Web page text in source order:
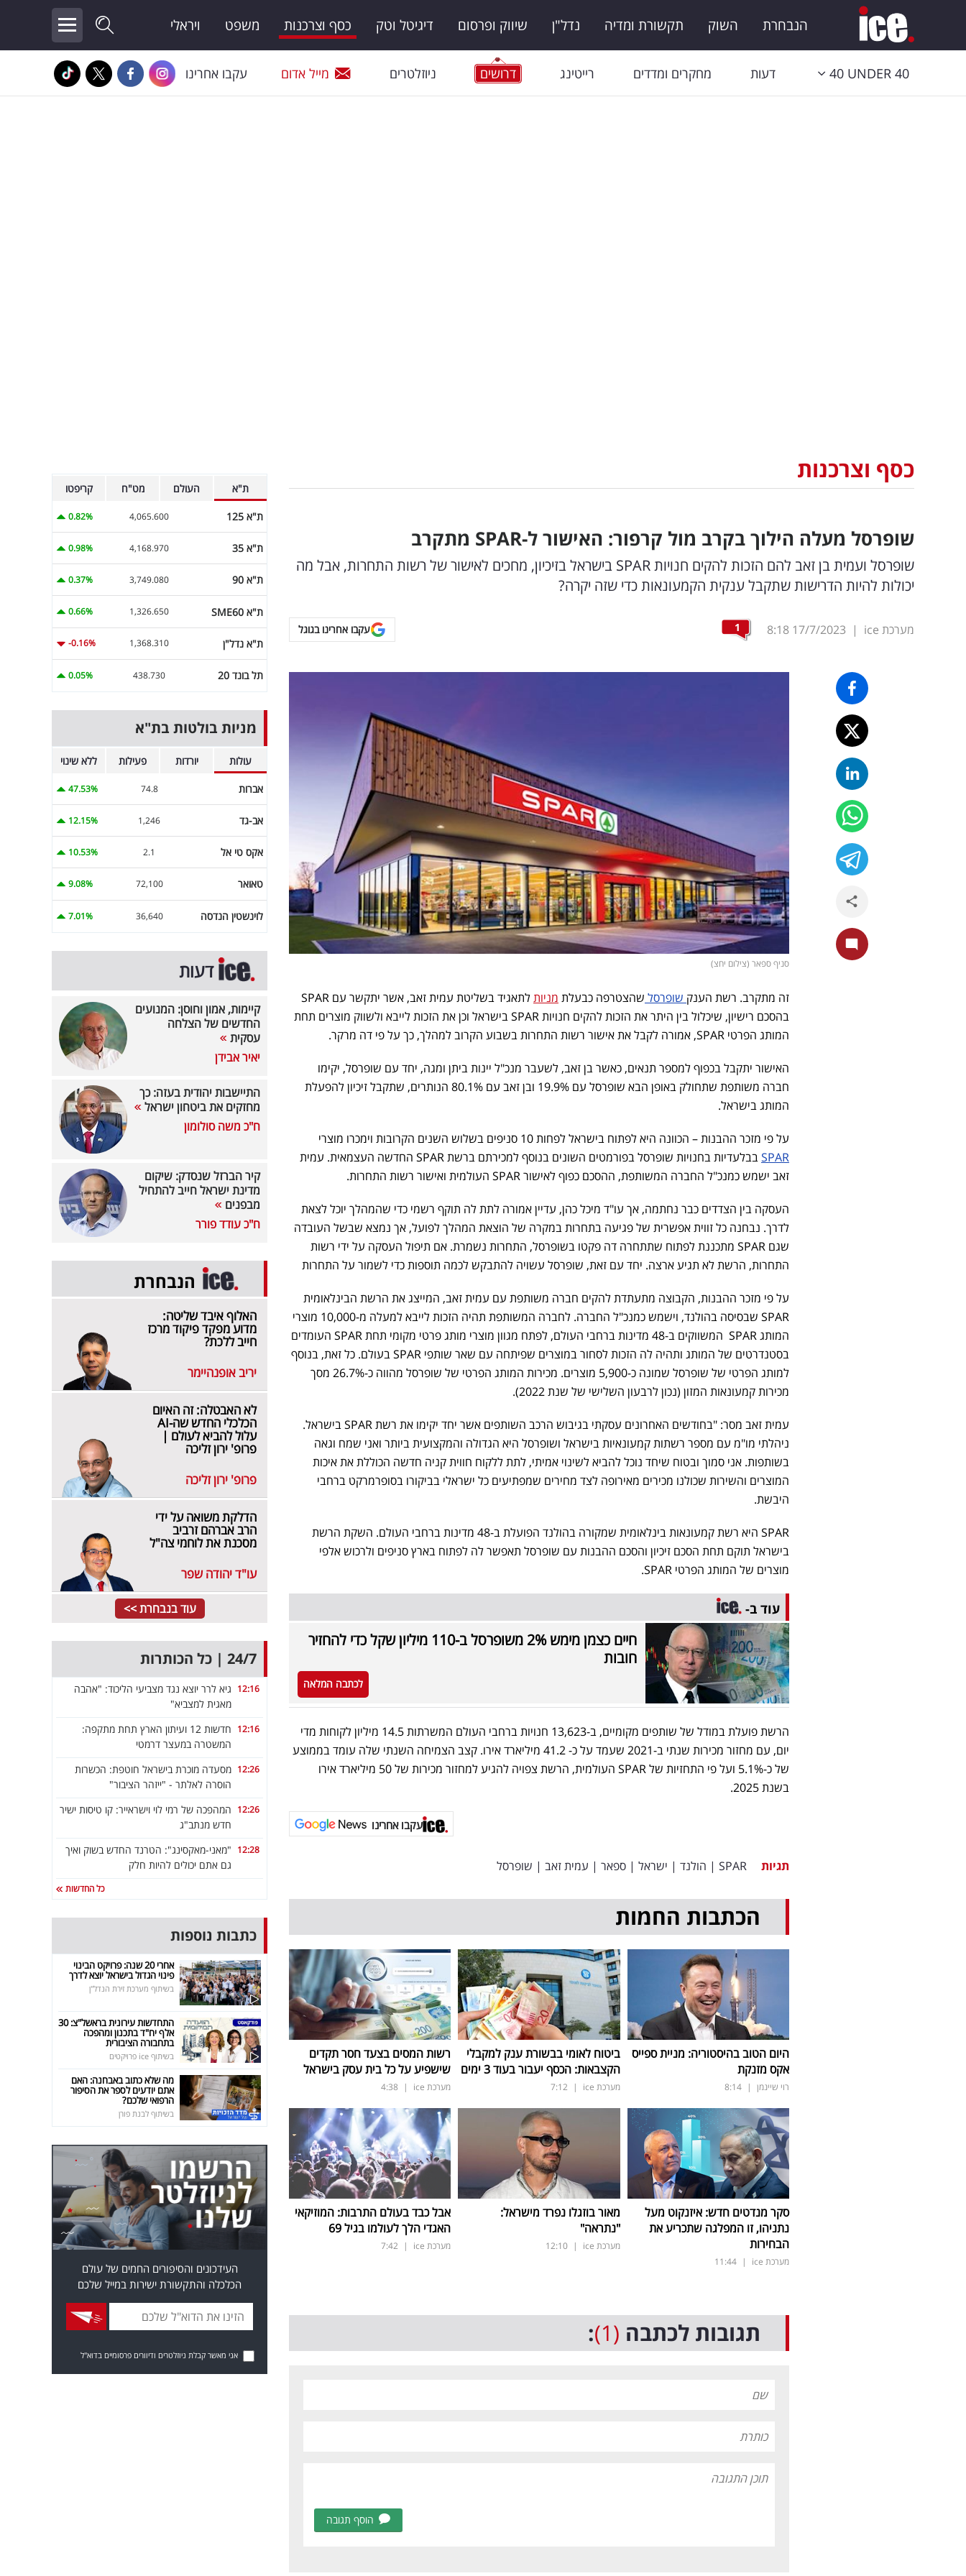
הנבחרת השוק תקשורת ומדיה נדל"ן שיווק ופרסום דיגיטל וטק כסף וצרכנות משפט ויראלי
40 UNDER 40 דעות מחקרים ומדדים רייטינג דרושים ניוזלטרים מייל אדום עקבו אחרינו
כסף וצרכנות
שופרסל מעלה הילוך בקרב מול קרפור: האישור ל-SPAR מתקרב
שופרסל ועמית בן זאב להם הזכות להקים חנויות SPAR בישראל בזיכיון, מחכים לאישור של רשות התחרות, אבל מה
יכולות להיות הדרישות שתקבל ענקית הקמעונאות כדי שזה יקרה?
מערכת ice |
17/7/2023
8:18
1 עקבו אחרינו בגוגל
סניף ספאר (צילום יחצ)
זה מתקרב. רשת הענק שופרסל שהצטרפה כבעלת מניות
לתאגיד בשליטת עמית זאב, אשר יתקשר עם SPAR
בהסכם רישיון, שיכלול בין היתר את הזכות להקים חנויות SPAR בישראל וכן את הזכות לייבא ולשווק מוצרים תחת
המותג הפרטי SPAR, אמורה לקבל את אישור רשות התחרות בשבוע הקרוב למהלך, כך על פי דה מרקר.
האישור יתקבל בכפוף למספר תנאים, כאשר בן זאב, לשעבר מנכ"ל יינות ביתן ומגה, יחד עם שופרסל, יקימו
חברה משותפת שתחולק באופן הבא שופרסל עם 19.9% ובן זאב עם 80.1% הנותרים, שתקבל זיכיון להפעלת
המותג בישראל.
על פי מזכר ההבנות – הכוונה היא לפתוח בישראל לפחות 10 סניפים בשלוש השנים הקרובות וימכרו מוצרי
SPAR
בבלעדיות בחנויות שופרסל בפורמטים השונים בנוסף למכירתם ברשת SPAR החדשה העצמאית. עמית
זאב ישמש כמנכ"ל החברה המשותפת, ההסכם כפוף לאישור SPAR העולמית ואישור רשות התחרות.
העסקה בין הצדדים כבר נחתמה, אך עו"ד מיכל כהן, עדיין אמורה לתת לה תוקף רשמי כדי שהמהלך יוכל לצאת
לדרך. נבחנה כל זווית אפשרית של פגיעה בתחרות במקרה של הוצאת המהלך לפועל, אך נמצא שבשל העובדה
שגם SPAR מתכננת לפתוח שתתחרה דה פקטו בשופרסל, התחרות נשמרת. אם תיפול העסקה על ידי רשות
התחרות, הרשת לא תגיע ארצה. יחד עם זאת, שופרסל עשויה להתבקש לכמה תוספות כדי לשמור על התחרות
על פי מזכר ההבנות, הקבוצה מתעתדת להקים חברה משותפת עם עמית זאב, המייצג את הרשת הבינלאומית
SPAR שבסיסה בהולנד, וישמש כמנכ"ל החברה. לחברה המשותפת תהיה הזכות לייבא למעלה מ-10,000 מוצרי
המותג SPAR המשווקים ב-48 מדינות ברחבי העולם, לפתח מגוון מוצרי מותג פרטי מקומי תחת SPAR העומדים
בסטנדרטים של המותג ותהיה לה הזכות לסחור במוצרים שפיתחה עם שאר שותפי SPAR בעולם. כל זאת, בנוסף
למותג הפרטי של שופרסל שמונה כ-5,900 מוצרים. מכירות המותג הפרטי של שופרסל מהווה כ-26.7% מסך
מכירות קמעונאות המזון (נכון לרבעון השלישי של שנת 2022).
עמית זאב מסר: "בחודשים האחרונים עסקתי בגיבוש הרכב השותפים אשר יחד יקימו את רשת SPAR בישראל.
ניהלתי מו"מ עם מספר רשתות קמעונאיות בישראל ושופרסל היא הגדולה והמקצועית ביותר ואני שמח וגאה
בשותפות. אני סמוך ובטוח שיחד נוכל להביא לשינוי אמיתי, לתת ללקוח חווית קניה חדשה הכוללת את איכות
המוצרים והשירות שכולנו מכירים מאירופה לצד מחירים שמפתיעים כל ישראלי בביקורו בסופרמרקט ברחבי
היבשת.
SPAR היא רשת קמעונאות בינלאומית שמקורה בהולנד הפועלת ב-48 מדינות ברחבי העולם. השקת הרשת
בישראל תוקם תחת הסכם זיכיון והסכם ההבנות עם שופרסל תאפשר לה לפתוח בארץ סניפים ולרכוש אלפי
מוצרים של המותג הפרטי SPAR.
עוד ב-
חיים כצמן מימש 2% משופרסל ב-110 מיליון שקל כדי להחזיר
חובות
לכתבה המלאה
הרשת פועלת במודל של שותפים מקומיים, ב-13,623 חנויות ברחבי העולם המשרתות 14.5 מיליון לקוחות מדי
יום, עם מחזור מכירות שנתי ב-2021 שעמד על כ- 41.2 מיליארד אירו. קצב הצמיחה השנתי שלה עומד בממוצע
של כ-5.1% ועל פי התחזיות של SPAR העולמית, הרשת צפויה להגיע למחזור מכירות של 50 מיליארד אירו
בשנת 2025.
עקבו אחרינו
תגיות SPAR
| הולנד | ישראל | ספאר | עמית זאב | שופרסל
הכתבות החמות
היום הטוב בהיסטוריה: מניית ספייס
אקס מזנקת
רוי שיינמן |
8:14
ביטוח לאומי בבשורת ענק למקבלי
הקצבאות: הכסף יעבור בעוד 3 ימים
מערכת ice |
7:12
רשות המסים בצעד חסר תקדים
שישפיע על כל בית עסק בישראל
מערכת ice |
4:38
סקר מנדטים חדש: איזנקוט מעל
נתניהו, זו המפלגה שתכריע את
הבחירות
מערכת ice |
11:44
מאור בוזגלו נפרד מישראל:
"נתראה"
מערכת ice |
12:10
אבל כבד בעולם התרבות: המוזיקאי
האגדי הלך לעולמו בגיל 69
מערכת ice |
7:42
תגובות לכתבה (1)
:
הוסף תגובה
ת"א העולם מט"ח קריפטו
ת"א 125 4,065.600
0.82%
ת"א 35 4,168.970
0.98%
ת"א 90 3,749.080
0.37%
ת"א SME60 1,326.650
0.66%
ת"א נדל"ן 1,368.310
-0.16%
תל בונד 20 438.730
0.05%
מניות בולטות בת"א
עולות יורדות פעילות ללא שינוי
אברות 74.8
47.53%
אב-גד 1,246
12.15%
אקס טי אל 2.1
10.53%
טאואר 72,100
9.08%
לוינשטין הנדסה 36,640
7.01%
דעות
קיימות, אמון וחוסן: המנועים
החדשים של הצלחה
עסקית
יאיר אבידן
התיישבות יהודית בעזה: כך
מחזקים את ביטחון ישראל
ח"כ משה סולומון
קיר הברזל שנסדק: שיקום
מדינת ישראל חייב להתחיל
מבפנים
ח"כ עודד פורר
הנבחרת
האלוף איבד שליטה:
מדוע מפקד פיקוד מרכז
חייב ללכת?
יריב אופנהיימר
לא האבטלה: זה האיום
הכלכלי החדש שה-AI
עלול להביא לעולם |
פרופ' ירון זליכה
פרופ' ירון זליכה
הדלקת משואה על ידי
הרב אברהם זרביב
מסכנת את לוחמי צה"ל
עו"ד יהודה שפר
עוד בנבחרת >>
24/7 | כל הכותרות
12:16 גיא לרר יוצא נגד מצביעי הליכוד: "אהבה
מאגית למצביא"
12:16
חדשות 12 ועיתון הארץ תחת מתקפה:
המשטרה במעצר דרמטי
12:26 מסעדה מוכרת בישראל חוטפת: הכשרות
הוסרה לאלתר - "ייזהר הציבור"
12:26 המהפכה של רמי לוי וישראייר: קו טיסות ישיר
חדש מנתב"ג
12:28 "מאני-מאקסינג": הטרנד החדש בשוק ואיך
גם אתם יכולים להיות חלק
כל החדשות
כתבות נוספות
אחרי 20 שנה: פרויקט הבינוי
פינוי הגדול בישראל יוצא לדרך
בשיתוף מערכת זירת הנדל"ן
התחדשות עירונית בראשל"צ: 30
אלף יח"ד בתכנון ומהפכה
בתחבורה הציבורית
בשיתוף ice פרויקטים
מה שלא כתוב באבחנה: האם
אתם יודעים לספר את הסיפור
הרפואי שלכם?
בשיתוף לבנת פורן
העידכונים והסיפורים החמים של עולם
הכלכלה והתקשורת ישירות במייל שלכם
אני מאשר קבלת ניוזלטרים ודיוורים פרסומיים בדוא"ל